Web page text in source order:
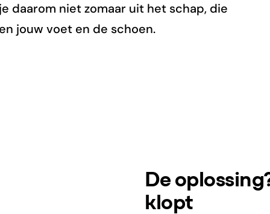
daarom niet zomaar uit het schap, die
jouw voet en de schoen.
De
klopt